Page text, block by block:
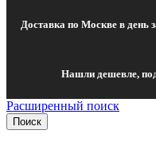
Доставка по Москве в день
Нашли дешевле,
Расширенный поиск
Поиск